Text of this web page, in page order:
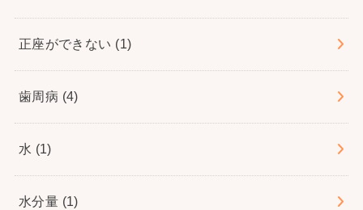
正座ができない (1)
歯周病 (4)
水 (1)
水分量 (1)